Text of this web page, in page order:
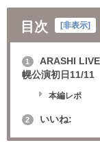
目次 [非表示]
1
ARASHI
幌公演初日11/11
本編レポ
2 いいね: